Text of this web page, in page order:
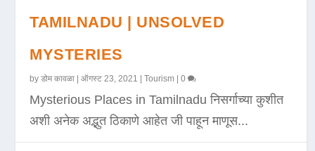
TAMILNADU | UNSOLVED
MYSTERIES
byडोम कावळा |ऑगस्ट 23, 2021 |Tourism |0
Mysterious Places in Tamilnadu निसर्गाच्या कुशीत
अशी अनेक अद्भुत ठिकाणे आहेत जी पाहून माणूस...